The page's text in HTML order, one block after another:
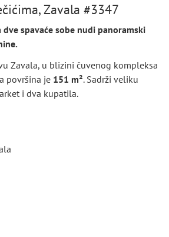
Zavala #3347
spavaće sobe nudi panoramski
Zavala, u blizini čuvenog kompleksa
površina je 151 m². Sadrži veliku
i dva kupatila.